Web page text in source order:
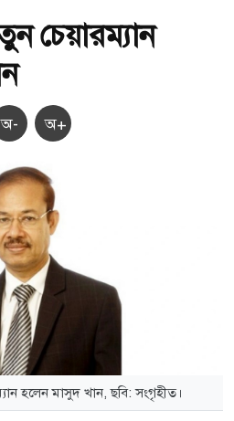
চেয়ারম্যান
অ- অ+
হলেন মাসুদ খান, ছবি: সংগৃহীত।